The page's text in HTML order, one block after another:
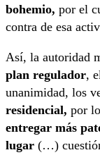
bohemio, por el
contra de esa
Así, la autoridad
plan regulador,
unanimidad, los
residencial, por
entregar más
lugar (…)